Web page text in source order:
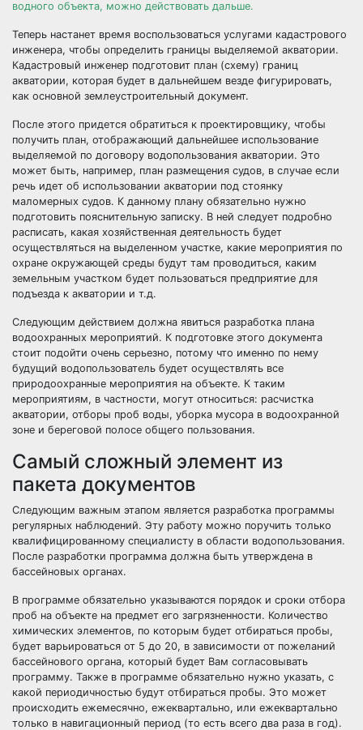
водного объекта, можно действовать дальше.
Теперь настанет время воспользоваться услугами кадастрового
инженера, чтобы определить границы выделяемой акватории.
Кадастровый инженер подготовит план (схему) границ
акватории, которая будет в дальнейшем везде фигурировать,
как основной землеустроительный документ.
После этого придется обратиться к проектировщику, чтобы
получить план, отображающий дальнейшее использование
выделяемой по договору водопользования акватории. Это
может быть, например, план размещения судов, в случае если
речь идет об использовании акватории под стоянку
маломерных судов. К данному плану обязательно нужно
подготовить пояснительную записку. В ней следует подробно
расписать, какая хозяйственная деятельность будет
осуществляться на выделенном участке, какие мероприятия по
охране окружающей среды будут там проводиться, каким
земельным участком будет пользоваться предприятие для
подъезда к акватории и т.д.
Следующим действием должна явиться разработка плана
водоохранных мероприятий. К подготовке этого документа
стоит подойти очень серьезно, потому что именно по нему
будущий водопользователь будет осуществлять все
природоохранные мероприятия на объекте. К таким
мероприятиям, в частности, могут относиться: расчистка
акватории, отборы проб воды, уборка мусора в водоохранной
зоне и береговой полосе общего пользования.
Самый сложный элемент из
пакета документов
Следующим важным этапом является разработка программы
регулярных наблюдений. Эту работу можно поручить только
квалифицированному специалисту в области водопользования.
После разработки программа должна быть утверждена в
бассейновых органах.
В программе обязательно указываются порядок и сроки отбора
проб на объекте на предмет его загрязненности. Количество
химических элементов, по которым будет отбираться пробы,
будет варьироваться от 5 до 20, в зависимости от пожеланий
бассейнового органа, который будет Вам согласовывать
программу. Также в программе обязательно нужно указать, с
какой периодичностью будут отбираться пробы. Это может
происходить ежемесячно, ежеквартально, или ежеквартально
только в навигационный период (то есть всего два раза в год).